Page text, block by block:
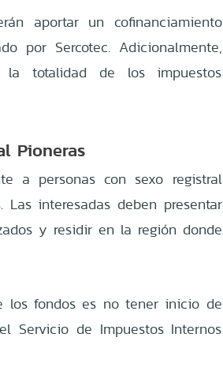
aportar un cofinanciamiento
por Sercotec. Adicionalmente,
la totalidad de los impuestos
Pioneras
a personas con sexo registral
interesadas deben presentar
y residir en la región donde
los fondos es no tener inicio de
Servicio de Impuestos Internos